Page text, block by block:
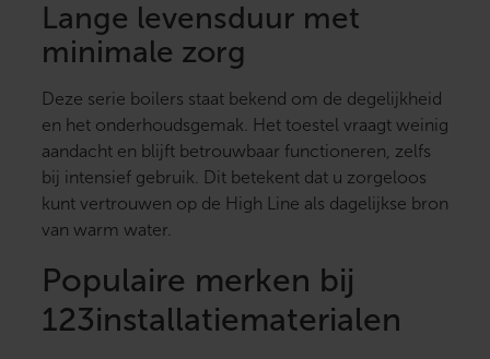
Lange levensduur met
minimale zorg
Deze serie boilers staat bekend om de degelijkheid
en het onderhoudsgemak. Het toestel vraagt weinig
aandacht en blijft betrouwbaar functioneren, zelfs
bij intensief gebruik. Dit betekent dat u zorgeloos
kunt vertrouwen op de High Line als dagelijkse bron
van warm water.
Populaire merken bij
123installatiematerialen